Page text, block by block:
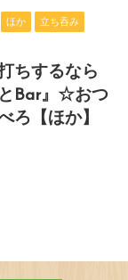
ほか 立ち呑み
ちするなら
Bar』☆おつ
ろ【ほか】